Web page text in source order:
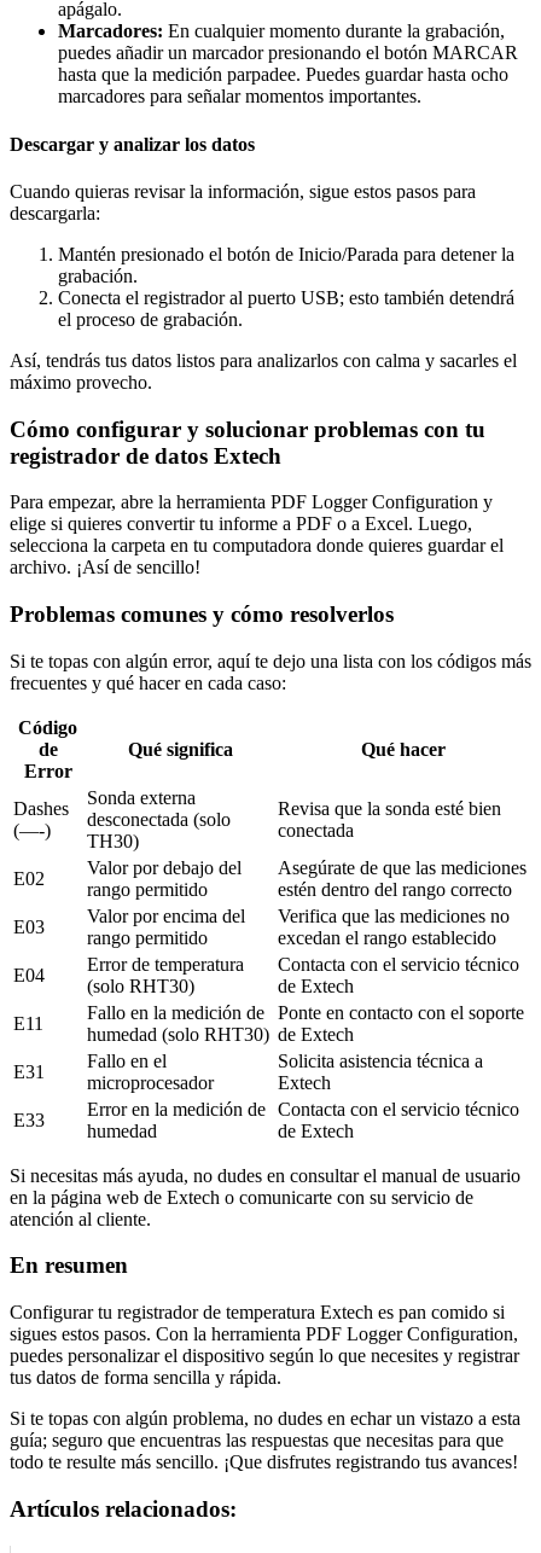
apágalo.
Marcadores: En cualquier momento durante la grabación,
puedes añadir un marcador presionando el botón MARCAR
hasta que la medición parpadee. Puedes guardar hasta ocho
marcadores para señalar momentos importantes.
Descargar y analizar los datos
Cuando quieras revisar la información, sigue estos pasos para
descargarla:
Mantén presionado el botón de Inicio/Parada para detener la
grabación.
Conecta el registrador al puerto USB; esto también detendrá
el proceso de grabación.
Así, tendrás tus datos listos para analizarlos con calma y sacarles el
máximo provecho.
Cómo configurar y solucionar problemas con tu
registrador de datos Extech
Para empezar, abre la herramienta PDF Logger Configuration y
elige si quieres convertir tu informe a PDF o a Excel. Luego,
selecciona la carpeta en tu computadora donde quieres guardar el
archivo. ¡Así de sencillo!
Problemas comunes y cómo resolverlos
Si te topas con algún error, aquí te dejo una lista con los códigos más
frecuentes y qué hacer en cada caso:
Código
de
Error
Qué significa Qué hacer
Dashes
(—-)
Sonda externa
desconectada (solo
TH30)
Revisa que la sonda esté bien
conectada
E02
Valor por debajo del
rango permitido
Asegúrate de que las mediciones
estén dentro del rango correcto
E03
Valor por encima del
rango permitido
Verifica que las mediciones no
excedan el rango establecido
E04
Error de temperatura
(solo RHT30)
Contacta con el servicio técnico
de Extech
E11
Fallo en la medición de
humedad (solo RHT30)
Ponte en contacto con el soporte
de Extech
E31
Fallo en el
microprocesador
Solicita asistencia técnica a
Extech
E33
Error en la medición de
humedad
Contacta con el servicio técnico
de Extech
Si necesitas más ayuda, no dudes en consultar el manual de usuario
en la página web de Extech o comunicarte con su servicio de
atención al cliente.
En resumen
Configurar tu registrador de temperatura Extech es pan comido si
sigues estos pasos. Con la herramienta PDF Logger Configuration,
puedes personalizar el dispositivo según lo que necesites y registrar
tus datos de forma sencilla y rápida.
Si te topas con algún problema, no dudes en echar un vistazo a esta
guía; seguro que encuentras las respuestas que necesitas para que
todo te resulte más sencillo. ¡Que disfrutes registrando tus avances!
Artículos relacionados: